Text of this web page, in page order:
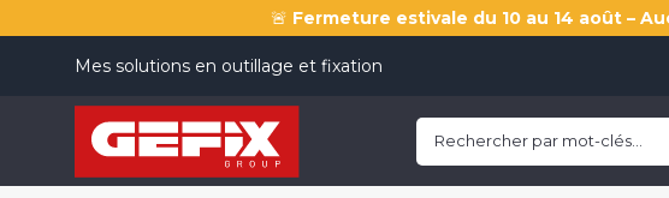
🚨 Fermeture estivale du 10 au 14 août –
Mes solutions en outillage et fixation